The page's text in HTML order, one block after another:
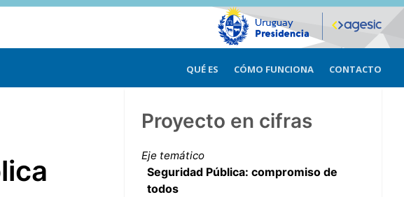
QUÉ ES CÓMO FUNCIONA CONTACTO
Proyecto en cifras
Eje temático
Seguridad Pública: compromiso de
todos